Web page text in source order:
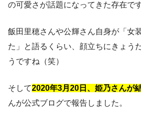
の可愛さが話題になってきた存在です
飯田里穂さんや公輝さん自身が「女
た」と語るくらい、顔立ちにきょう
うですね（笑）
そして2020年3月20日、姫乃さんが
んが公式ブログで報告しました。